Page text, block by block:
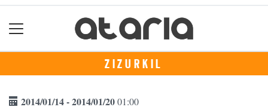
ZIZURKIL
2014/01/14 - 2014/01/2001:00